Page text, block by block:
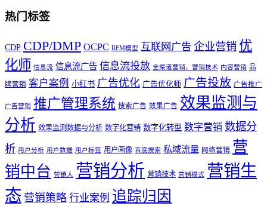
热门标签
CDP CDP/DMP OCPC RFM模型 互联网广告 企业营销 优
化师 信息流 信息流广告 信息流投放 全渠道营销，营销技术 内容营销 品
牌营销 客户案例 小红书 广告优化 广告优化师 广告投放 广告推广
广告营销 推广管理系统 搜索广告 效果广告 效果监测与
分析 效果监测数据与分析 数字化营销 数字化转型 数字营销 数据分
析 用户分析 用户数据 用户标签 用户画像 百度搜索 私域流量 网络营销 营
销中台 营销人 营销分析 营销技术 营销模式 营销生
态 营销策略 行业案例 追踪归因